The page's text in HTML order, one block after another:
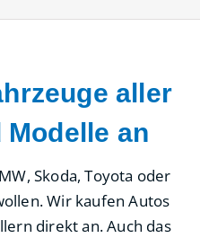
aller
Modelle an
Skoda, Toyota oder
Wir kaufen Autos
direkt an. Auch das